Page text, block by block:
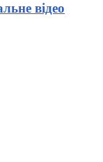
відео